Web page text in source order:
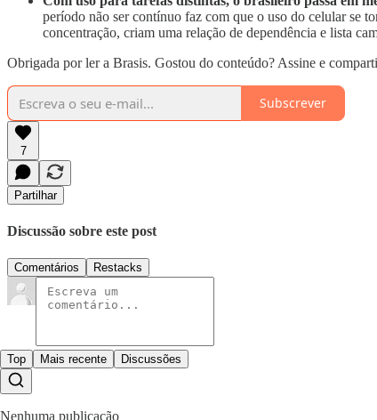
período não ser contínuo faz com que o uso do celular se
concentração, criam uma relação de dependência e lista
Obrigada por ler a Brasis. Gostou do conteúdo? Assine e
Subscrever
7
Partilhar
Discussão sobre este post
Comentários Restacks
Top Mais recente Discussões
Nenhuma publicação